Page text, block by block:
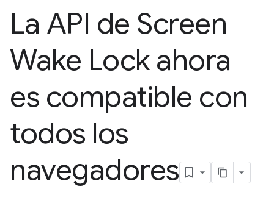
La API de Screen
Wake Lock ahora
es compatible con
todos los
navegadores